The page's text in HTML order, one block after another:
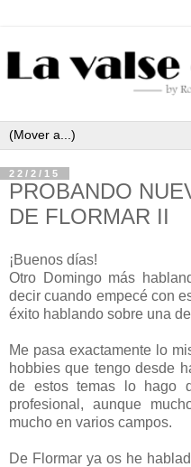
22/2/15
PROBANDO
DE FLORMAR II
¡Buenos días!
Otro Domingo más
decir cuando empecé con
éxito hablando sobre una
Me pasa exactamente lo
hobbies que tengo desde
de estos temas lo hago
profesional, aunque
mucho en varios campos.
De Flormar ya os he